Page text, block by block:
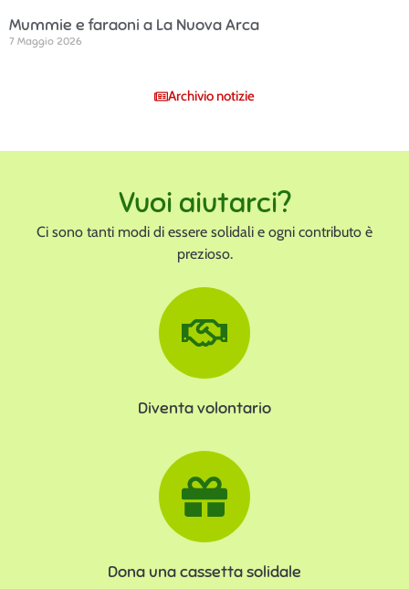
Mummie e faraoni a La Nuova Arca
7 Maggio 2026
Archivio notizie
Vuoi aiutarci?
Ci sono tanti modi di essere solidali e ogni contributo è
prezioso.
Diventa volontario
Dona una cassetta solidale